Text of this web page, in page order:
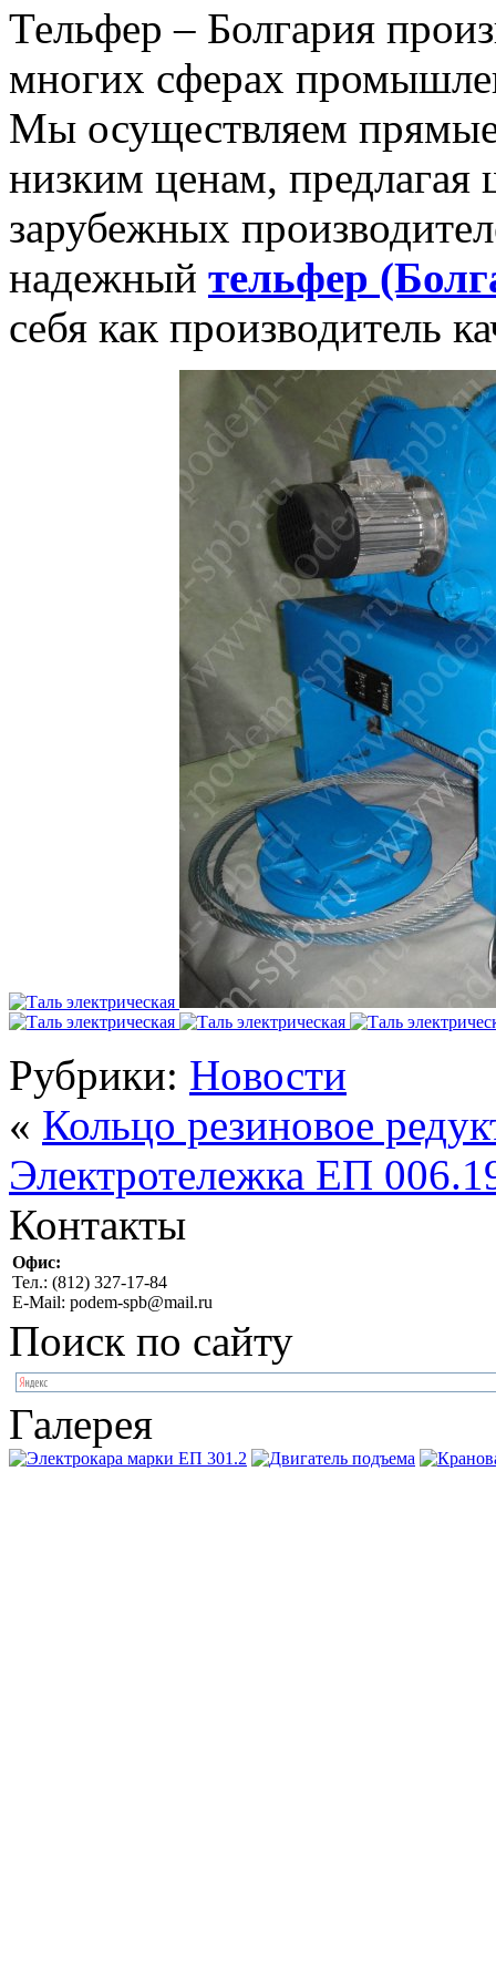
Тельфер – Болгария
многих сферах
Мы осуществляем
низким ценам, предлагая
зарубежных
надежный тельфер
себя как производитель
Рубрики: Новости
« Кольцо резиновое
Электротележка ЕП
Контакты
Офис:
Тел.: (812) 327-17-84
E-Mail: podem-spb@mail.ru
Поиск по сайту
Галерея